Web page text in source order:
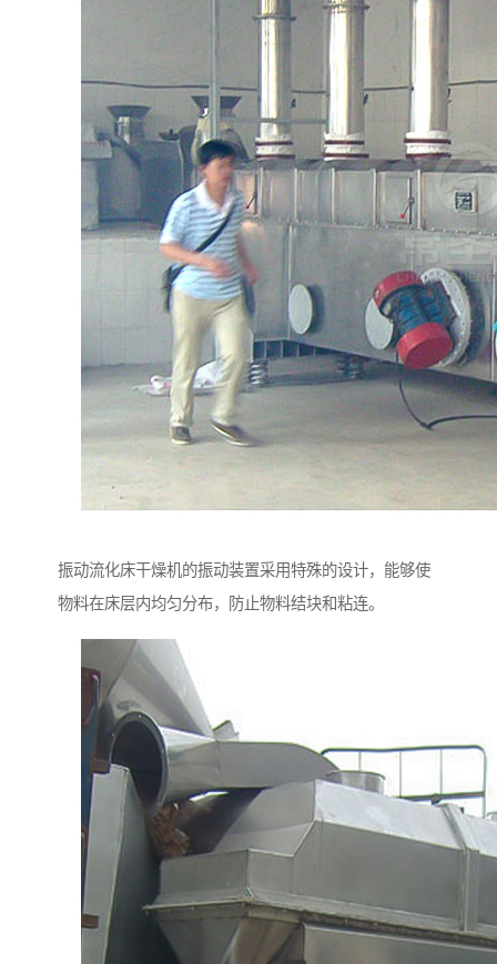
振动流化床干燥机的振动装置采用特殊的设计，能够使
物料在床层内均匀分布，防止物料结块和粘连。